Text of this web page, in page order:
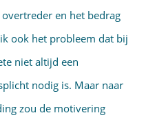
en het bedrag
ook het probleem dat bij
niet altijd een
nodig is. Maar naar
zou de motivering